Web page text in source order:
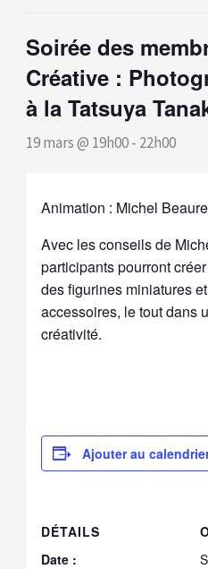
Soirée des
Créative :
à la Tatsuya
19 mars @ 19h00- 22h00
Animation : Michel
Avec les conseils de
participants pourront
des figurines miniatures
accessoires, le tout dans
créativité.
Ajouter au
DÉTAILS
Date :